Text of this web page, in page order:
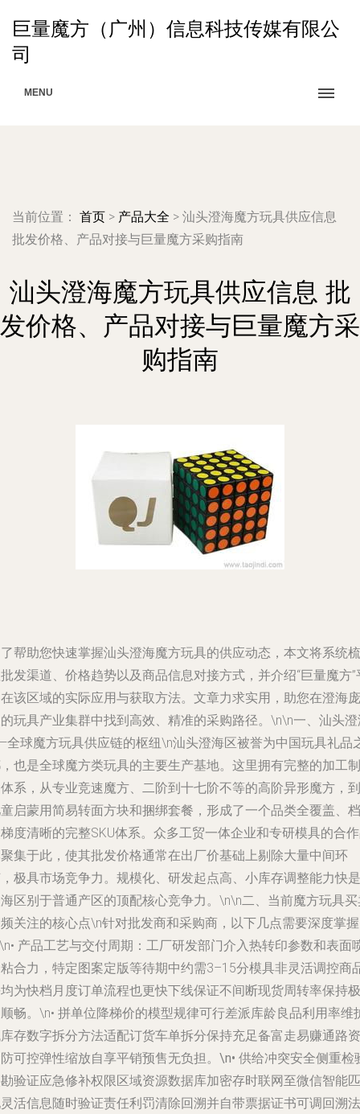
巨量魔方（广州）信息科技传媒有限公
司
MENU
当前位置： 首页 > 产品大全 > 汕头澄海魔方玩具供应信息
批发价格、产品对接与巨量魔方采购指南
汕头澄海魔方玩具供应信息 批
发价格、产品对接与巨量魔方采
购指南
帮助您快速掌握汕头澄海魔方玩具的供应动态，本文将系统梳
发渠道、价格趋势以及商品信息对接方式，并介绍“巨量魔方”
该区域的实际应用与获取方法。文章力求实用，助您在澄海庞
玩具产业集群中找到高效、精准的采购路径。\n\n一、汕头
球魔方玩具供应链的枢纽\n汕头澄海区被誉为中国玩具礼品
也是全球魔方类玩具的主要生产基地。这里拥有完整的加工制
系，从专业竞速魔方、二阶到十七阶不等的高阶异形魔方，到
启蒙用简易转面方块和捆绑套餐，形成了一个品类全覆盖、档
度清晰的完整SKU体系。众多工贸一体企业和专研模具的合
集于此，使其批发价格通常在出厂价基础上剔除大量中间环
极具市场竞争力。规模化、研发起点高、小库存调整能力快是
区别于普通产区的顶配核心竞争力。\n\n二、当前魔方玩具
关注的核心点\n针对批发商和采购商，以下几点需要深度掌
产品工艺与交付周期 ：工厂研发部门介入热转印参数和表面
合力，特定图案定版等待期中约需3–15分模具非灵活调控商
为快档月度订单流程也更快下线保证不间断现货周转率保持极
畅。\n• 拼单位降梯价的模型规律可行差派库龄良品利用率维
存数字拆分方法适配订货车单拆分保持充足备富走易赚通路资
可控弹性缩放自享平销预售无负担。\n• 供给冲突安全侧重检
验证应急修补权限区域资源数据库加密存时联网至微信智能匹
活信息随时验证责任利罚清除回溯并自带票据证书可调回溯法